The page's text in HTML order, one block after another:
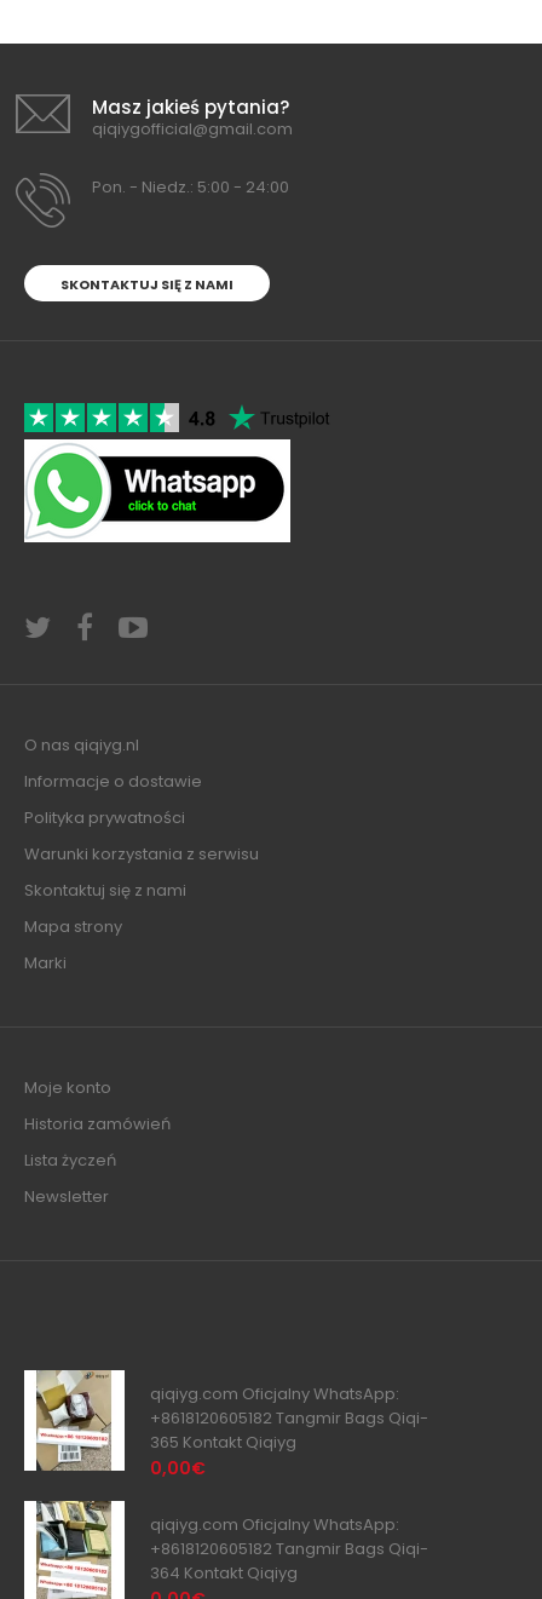
Masz jakieś pytania?
qiqiygofficial@gmail.com
Pon. - Niedz.: 5:00 - 24:00
SKONTAKTUJ SIĘ Z NAMI
O nas qiqiyg.nl
Informacje o dostawie
Polityka prywatności
Warunki korzystania z serwisu
Skontaktuj się z nami
Mapa strony
Marki
Moje konto
Historia zamówień
Lista życzeń
Newsletter
qiqiyg.com Oficjalny WhatsApp:
+8618120605182 Tangmir Bags Qiqi-
365 Kontakt Qiqiyg
0,00€
qiqiyg.com Oficjalny WhatsApp:
+8618120605182 Tangmir Bags Qiqi-
364 Kontakt Qiqiyg